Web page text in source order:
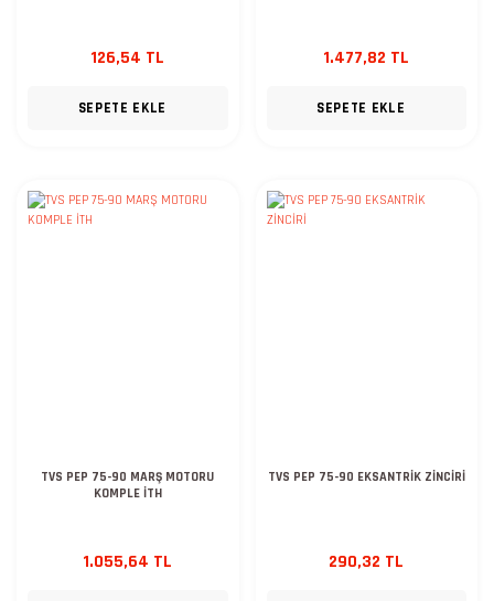
126,54 TL
SEPETE EKLE
1.477,82 TL
SEPETE EKLE
TVS PEP 75-90 MARŞ MOTORU
KOMPLE İTH
1.055,64 TL
TVS PEP 75-90 EKSANTRİK ZİNCİRİ
290,32 TL